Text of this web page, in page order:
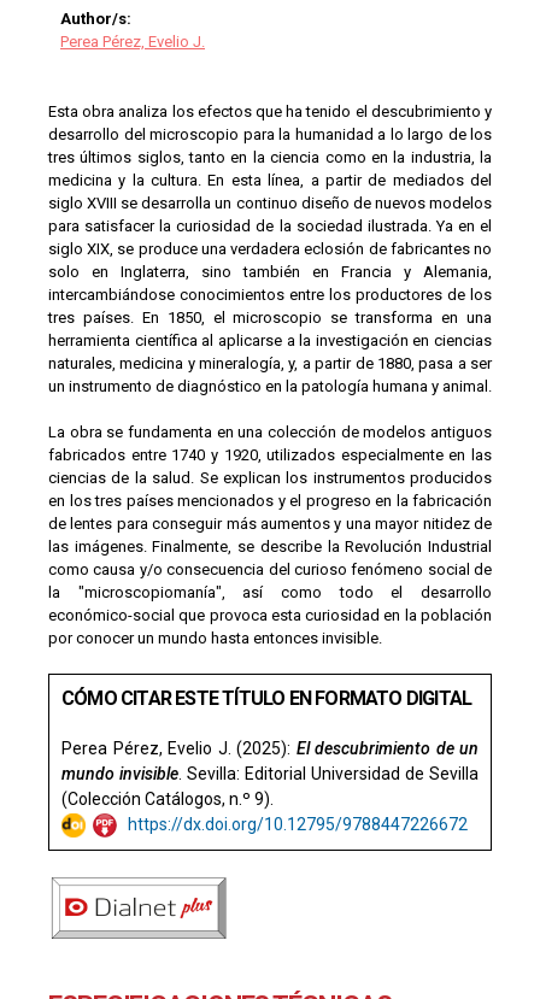
Author/s:
Perea Pérez, Evelio J.
Esta obra analiza los efectos que ha tenido el descubrimiento y
desarrollo del microscopio para la humanidad a lo largo de los
tres últimos siglos, tanto en la ciencia como en la industria, la
medicina y la cultura. En esta línea, a partir de mediados del
siglo XVIII se desarrolla un continuo diseño de nuevos modelos
para satisfacer la curiosidad de la sociedad ilustrada. Ya en el
siglo XIX, se produce una verdadera eclosión de fabricantes no
solo en Inglaterra, sino también en Francia y Alemania,
intercambiándose conocimientos entre los productores de los
tres países. En 1850, el microscopio se transforma en una
herramienta científica al aplicarse a la investigación en ciencias
naturales, medicina y mineralogía, y, a partir de 1880, pasa a ser
un instrumento de diagnóstico en la patología humana y animal.
La obra se fundamenta en una colección de modelos antiguos
fabricados entre 1740 y 1920, utilizados especialmente en las
ciencias de la salud. Se explican los instrumentos producidos
en los tres países mencionados y el progreso en la fabricación
de lentes para conseguir más aumentos y una mayor nitidez de
las imágenes. Finalmente, se describe la Revolución Industrial
como causa y/o consecuencia del curioso fenómeno social de
la "microscopiomanía", así como todo el desarrollo
económico-social que provoca esta curiosidad en la población
por conocer un mundo hasta entonces invisible.
CÓMO CITAR ESTE TÍTULO EN FORMATO DIGITAL
Perea Pérez, Evelio J. (2025): El descubrimiento de un
mundo invisible. Sevilla: Editorial Universidad de Sevilla
(Colección Catálogos, n.º 9).
https://dx.doi.org/10.12795/9788447226672